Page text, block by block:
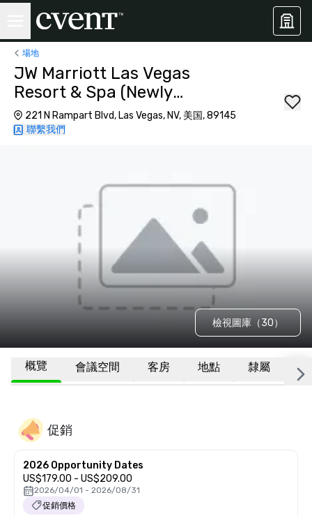
場地
JW Marriott Las Vegas
Resort & Spa (Newly
Renovated)
221 N Rampart Blvd, Las Vegas, NV, 美国, 89145
聯繫我們
檢視圖庫（30）
概覽 會議空間 客房 地點 隸屬 更
促銷
2026 Opportunity Dates
US$179.00 - US$209.00
2026/04/01 - 2026/08/31
促銷價格